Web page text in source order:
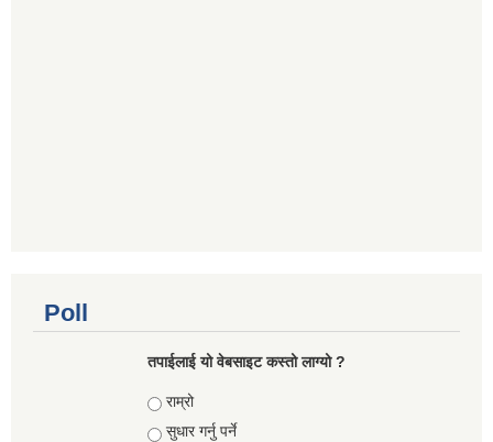
Poll
तपाई‌लाई यो वेबसाइट कस्तो लाग्यो ?
Choices
राम्रो
सुधार गर्नु पर्ने